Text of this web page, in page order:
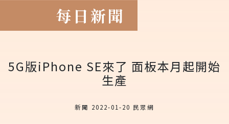
每日新聞
5G版iPhone SE來了 面板本月起開始
生產
新聞 2022-01-20 民眾網